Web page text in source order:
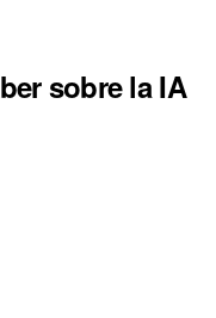
sobre la IA